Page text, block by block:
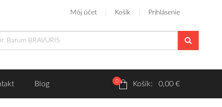
Môj účet Košík Prihlásenie
Blog 0 Košík: 0,00 €